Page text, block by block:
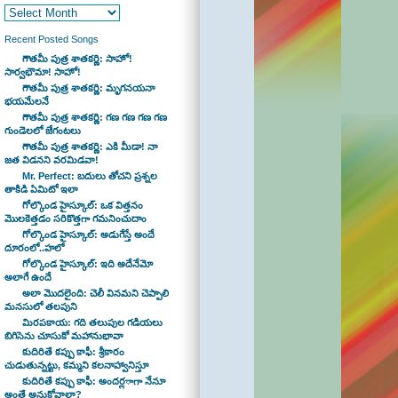
Recent Posted Songs
గౌతమీ పుత్ర శాతకర్ణి: సాహో!
సార్వభౌమా! సాహో!
గౌతమీ పుత్ర శాతకర్ణి: మృగనయనా
భయమేలనే
గౌతమీ పుత్ర శాతకర్ణి: గణ గణ గణ గణ
గుండెలలో జేగంటలు
గౌతమీ పుత్ర శాతకర్ణి: ఎకి మీడా! నా
జత విడనని వరమిడవా!
Mr. Perfect: బదులు తోచని ప్రశ్నల
తాకిడి ఏమిటో ఇలా
గోల్కొండ హైస్కూల్: ఒక విత్తనం
మొలకెత్తడం సరికొత్తగా గమనించుదాం
గోల్కొండ హైస్కూల్: అడుగేస్తే అందే
దూరంలో..హలో
గోల్కొండ హైస్కూల్: ఇది అదేనేమో
అలాగే ఉందే
అలా మొదలైంది: చెలీ వినమని చెప్పాలి
మనసులో తలపుని
మిరపకాయ: గది తలుపుల గడియలు
బిగిసెను చూసుకో మహానుభావా
కుదిరితే కప్పు కాఫీ: శ్రీకారం
చుడుతున్నట్టు, కమ్మని కలనాహ్వానిస్తూ
కుదిరితే కప్పు కాఫీ: అందర్లాగా నేనూ
అంతే అనుకోవాలా?